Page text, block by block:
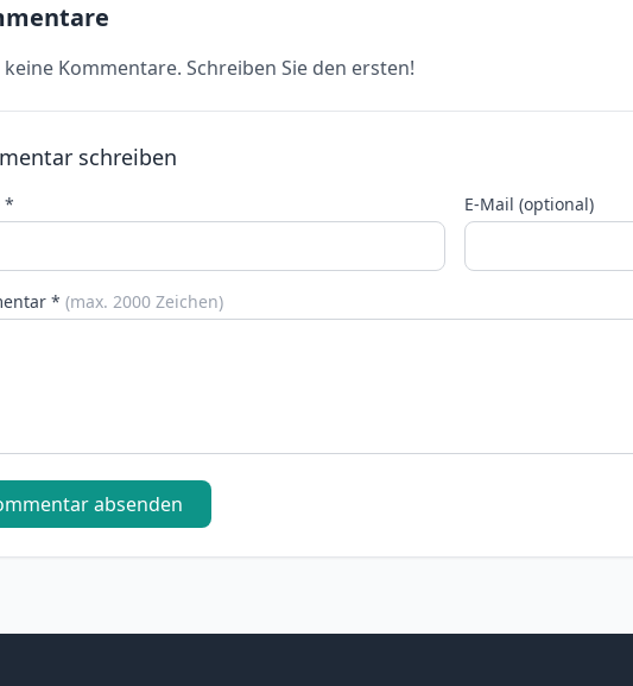
keine Kommentare. Schreiben Sie den ersten!
schreiben
* E-Mail (optional)
* (max. 2000 Zeichen)
absenden